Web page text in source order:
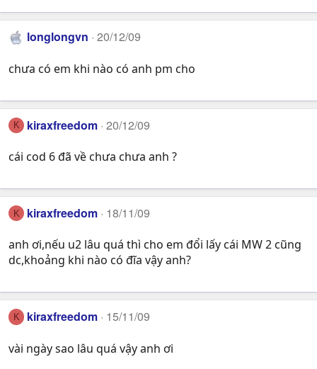
longlongvn 20/12/09
chưa có em khi nào có anh pm cho
K kiraxfreedom 20/12/09
cái cod 6 đã về chưa chưa anh ?
K kiraxfreedom 18/11/09
anh ơi,nếu u2 lâu quá thì cho em đổi lấy cái MW 2 cũng
dc,khoảng khi nào có đĩa vậy anh?
K kiraxfreedom 15/11/09
vài ngày sao lâu quá vậy anh ơi